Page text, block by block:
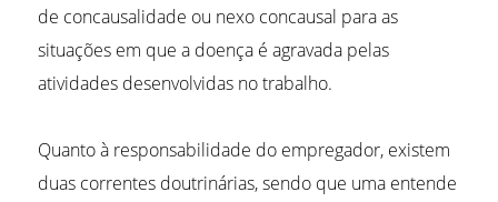
de concausalidade ou nexo concausal para as
situações em que a doença é agravada pelas
atividades desenvolvidas no trabalho.
Quanto à responsabilidade do empregador, existem
duas correntes doutrinárias, sendo que uma entende